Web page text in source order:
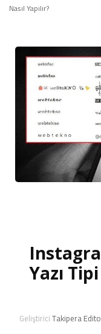
Nasıl Yapılır?
Yazı
GeliştiriciTakipera